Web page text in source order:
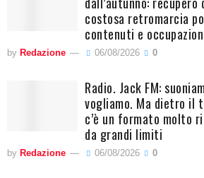
costosa retromarcia
contenuti e
by Redazione 06/08/2026 0
Radio. Jack FM:
vogliamo. Ma dietro il
c’è un formato molto
da grandi limiti
by Redazione 06/08/2026 0